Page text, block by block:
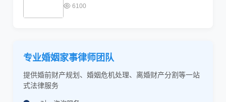
6100
专业婚姻家事律师团队
提供婚前财产规划、婚姻危机处理、离婚财产分割等一站
式法律服务